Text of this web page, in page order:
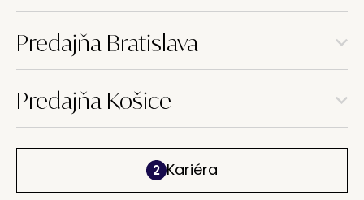
Predajňa Bratislava
Predajňa Košice
2 Kariéra